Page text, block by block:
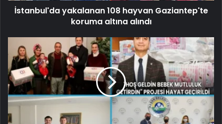
İstanbul'da yakalanan 108 hayvan Gaziantep'te
koruma altına alındı